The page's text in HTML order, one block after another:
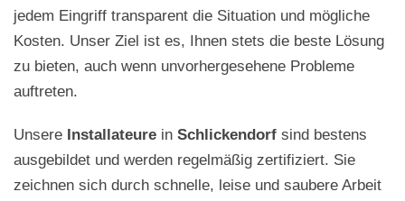
jedem Eingriff transparent die Situation und mögliche
Kosten. Unser Ziel ist es, Ihnen stets die beste Lösung
zu bieten, auch wenn unvorhergesehene Probleme
auftreten.
Unsere Installateure in Schlickendorf sind bestens
ausgebildet und werden regelmäßig zertifiziert. Sie
zeichnen sich durch schnelle, leise und saubere Arbeit